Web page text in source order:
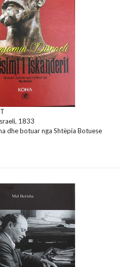
1833
dhe botuar nga Shtëpia Botuese